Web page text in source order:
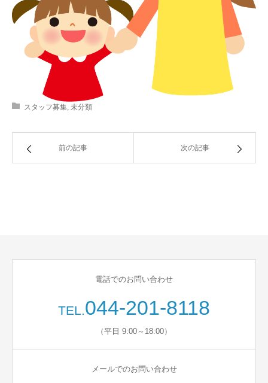
スタッフ募集, 未分類
前の記事 次の記事
電話でのお問い合わせ
TEL.044-201-8118
（平日 9:00～18:00）
メールでのお問い合わせ